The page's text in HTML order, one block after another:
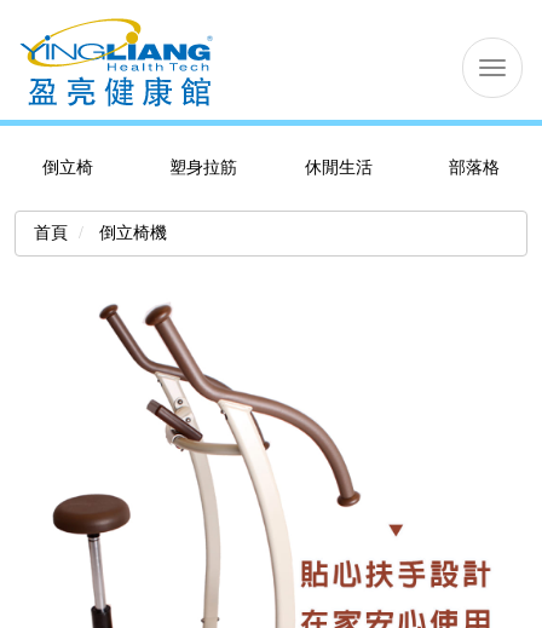
切
换
导
倒立椅
塑身拉筋 休閒生活 部落格
首頁 倒立椅機